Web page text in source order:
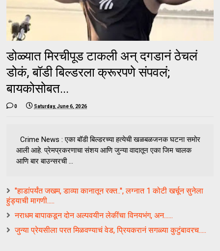
डोळ्यात मिरचीपूड टाकली अन् दगडानं ठेचलं
डोकं, बॉडी बिल्डरला क्रूरपणे संपवलं;
बायकोसोबत...
0 Saturday, June 6, 2026
Crime News : एका बॉडी बिल्डरच्या हत्येची खळबळजनक घटना समोर
आली आहे. प्रेमप्रकरणाचा संशय आणि जुन्या वादातून एका जिम चालक
आणि बार बाउन्सरची ...
"हाडांपर्यंत जखम, डाव्या कानातून रक्त..'', लग्नात 1 कोटी खर्चून सुनेला
हुंड्याची मागणी.....
नराधम बापाकडून दोन अल्पवयीन लेकींचा विनयभंग, अन......
जुन्या प्रेयसीला परत मिळवण्याचं वेड, प्रियकरानं सगळ्या कुटुंबावरच.....